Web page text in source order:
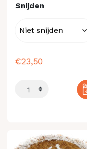
Snijden
€23,50